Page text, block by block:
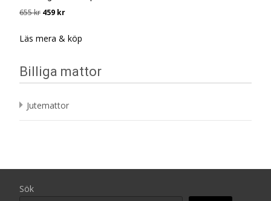
655kr Det
priset
459 krDet
priset
Läs mera & köp
Billiga mattor
Jutemattor
Sök